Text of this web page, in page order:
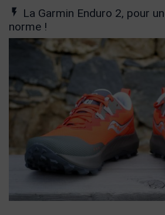
La Garmin Enduro 2, pour
norme !